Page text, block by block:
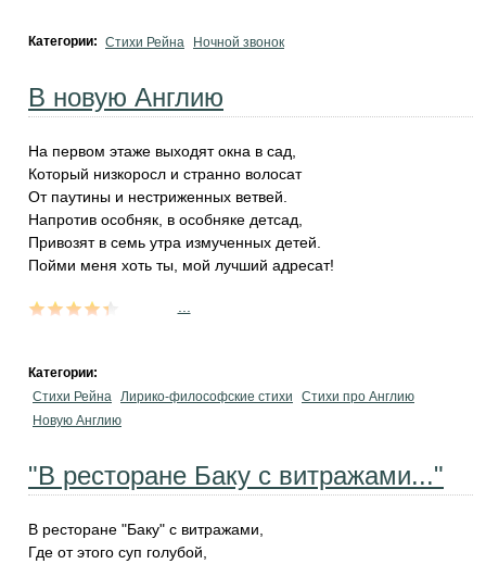
Категории: Стихи Рейна Ночной звонок
В новую Англию
На первом этаже выходят окна в сад,
Который низкоросл и странно волосат
От паутины и нестриженных ветвей.
Напротив особняк, в особняке детсад,
Привозят в семь утра измученных детей.
Пойми меня хоть ты, мой лучший адресат!
Категории:
Стихи Рейна Лирико-философские стихи
Стихи про Англию
Новую Англию
"В ресторане Баку с витражами..."
В ресторане "Баку" с витражами,
Где от этого суп голубой,